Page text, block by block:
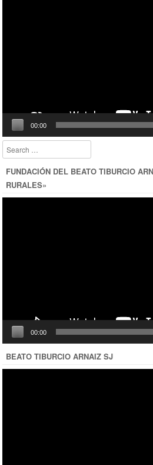
00:00
Search
FUNDACIÓN DEL BEATO TIBURCIO
RURALES»
00:00
BEATO TIBURCIO ARNAIZ SJ